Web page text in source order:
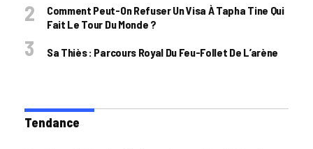
Comment Peut-On Refuser Un Visa À Tapha Tine Qui
Fait Le Tour Du Monde ?
Sa Thiès : Parcours Royal Du Feu-Follet De L’arène
Tendance